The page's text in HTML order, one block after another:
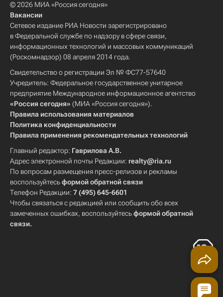
© 2026 МИА «Россия сегодня»
Вакансии
Сетевое издание РИА Новости зарегистрировано
в Федеральной службе по надзору в сфере связи,
информационных технологий и массовых коммуникаций
(Роскомнадзор) 08 апреля 2014 года.
Свидетельство о регистрации Эл № ФС77-57640
Учредитель: Федеральное государственное унитарное
предприятие Международное информационное агентство
«Россия сегодня» (МИА «Россия сегодня»).
Правила использования материалов
Политика конфиденциальности
Правила применения рекомендательных технологий
Главный редактор: Гаврилова А.В.
Адрес электронной почты Редакции: realty@ria.ru
По вопросам размещения пресс-релизов и рекламы
воспользуйтесьформой обратной связи
Телефон Редакции: 7 (495) 645-6601
Чтобы связаться с редакцией или сообщить обо всех
замеченных ошибках, воспользуйтесьформой обратной
связи.